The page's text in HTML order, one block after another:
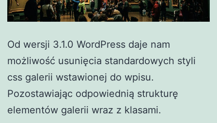
Od wersji 3.1.0 WordPress daje nam
możliwość usunięcia standardowych styli
css galerii wstawionej do wpisu.
Pozostawiając odpowiednią strukturę
elementów galerii wraz z klasami.